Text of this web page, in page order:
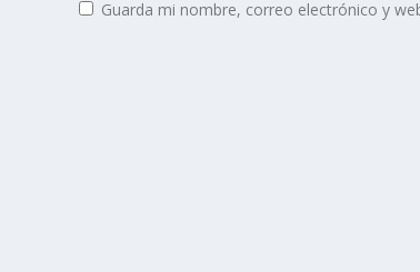
Guarda mi nombre, correo electrónico y